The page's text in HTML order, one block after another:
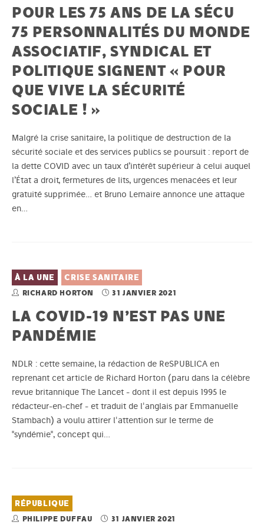
POUR LES 75 ANS DE LA SÉCU
75 PERSONNALITÉS DU MONDE
ASSOCIATIF, SYNDICAL ET
POLITIQUE SIGNENT « POUR
QUE VIVE LA SÉCURITÉ
SOCIALE ! »
Malgré la crise sanitaire, la politique de destruction de la
sécurité sociale et des services publics se poursuit : report de
la dette COVID avec un taux d’intérêt supérieur à celui auquel
l’État a droit, fermetures de lits, urgences menacées et leur
gratuité supprimée… et Bruno Lemaire annonce une attaque
en…
À LA UNE CRISE SANITAIRE
RICHARD HORTON 31 JANVIER 2021
LA COVID-19 N’EST PAS UNE
PANDÉMIE
NDLR : cette semaine, la rédaction de ReSPUBLICA en
reprenant cet article de Richard Horton (paru dans la célèbre
revue britannique The Lancet - dont il est depuis 1995 le
rédacteur-en-chef - et traduit de l'anglais par Emmanuelle
Stambach) a voulu attirer l'attention sur le terme de
"syndémie", concept qui…
RÉPUBLIQUE
PHILIPPE DUFFAU 31 JANVIER 2021